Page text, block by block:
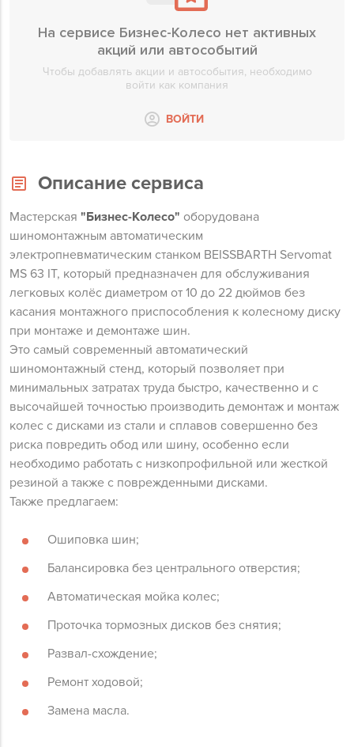
На сервисе Бизнес-Колесо нет активных
акций или автособытий
Чтобы добавлять акции и автособытия, необходимо
войти как компания
ВОЙТИ
Описание сервиса
Мастерская "Бизнес-Колесо" оборудована
шиномонтажным автоматическим
электропневматическим станком BEISSBARTH Servomat
MS 63 IT, который предназначен для обслуживания
легковых колёс диаметром от 10 до 22 дюймов без
касания монтажного приспособления к колесному диску
при монтаже и демонтаже шин.
Это самый современный автоматический
шиномонтажный стенд, который позволяет при
минимальных затратах труда быстро, качественно и с
высочайшей точностью производить демонтаж и монтаж
колес с дисками из стали и сплавов совершенно без
риска повредить обод или шину, особенно если
необходимо работать с низкопрофильной или жесткой
резиной а также с поврежденными дисками.
Также предлагаем:
Ошиповка шин;
Балансировка без центрального отверстия;
Автоматическая мойка колес;
Проточка тормозных дисков без снятия;
Развал-схождение;
Ремонт ходовой;
Замена масла.